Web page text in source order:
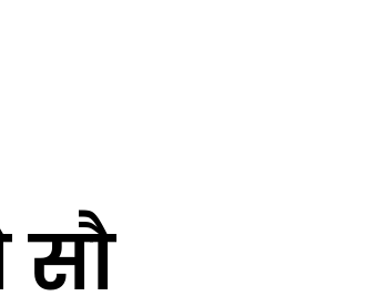
सौ